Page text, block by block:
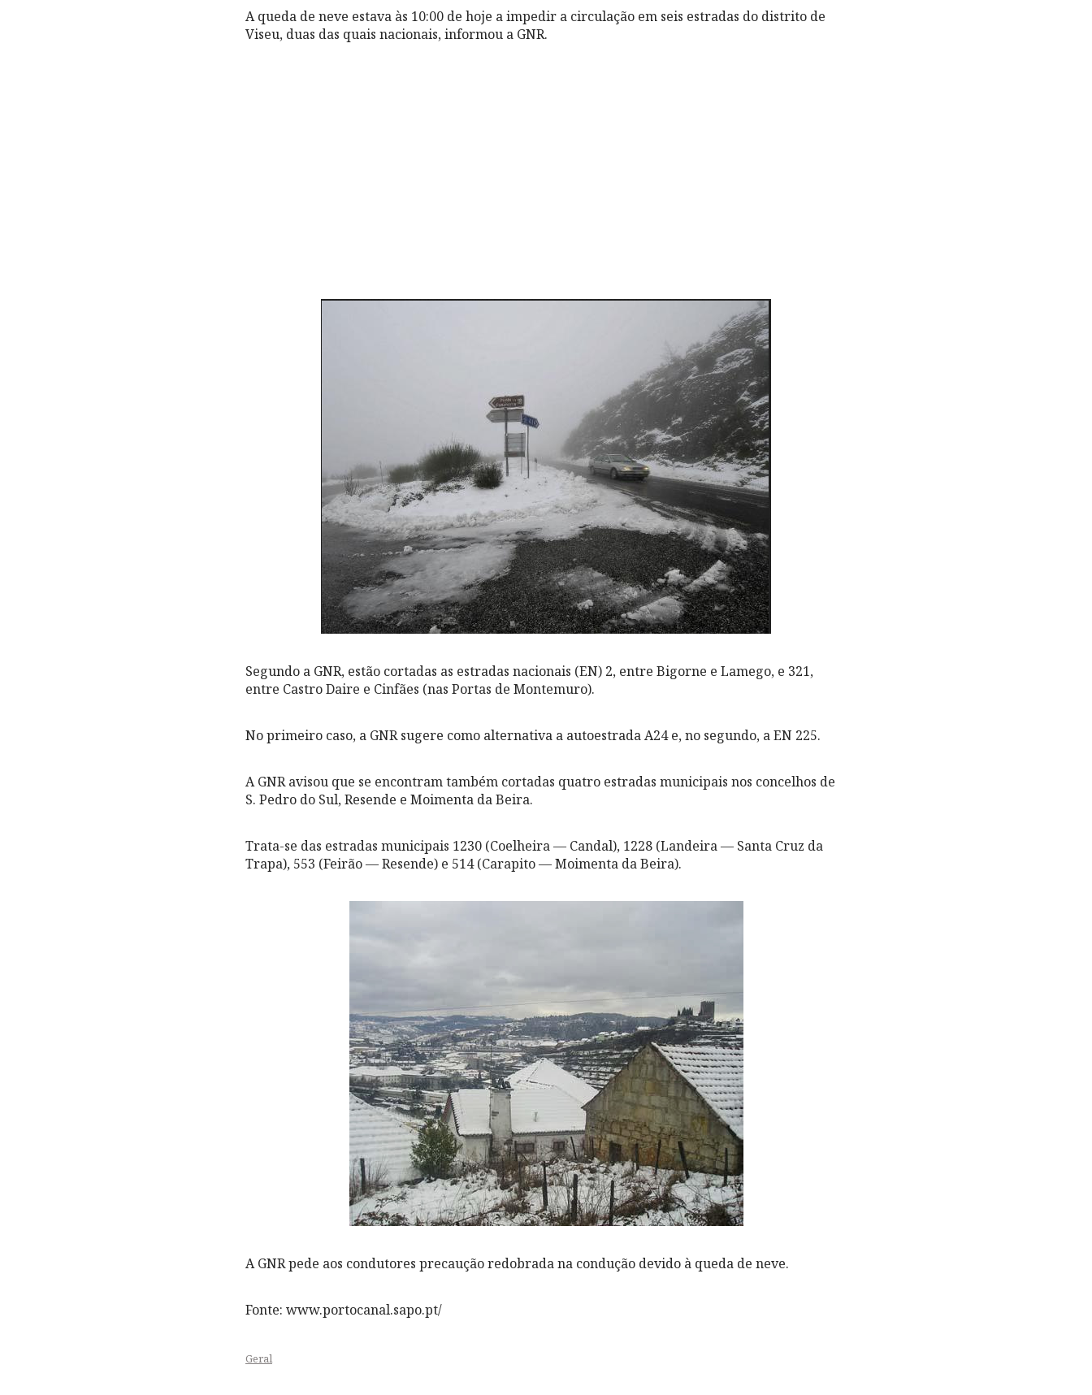
A queda de neve estava às 10:00 de hoje a impedir a circulação em seis estradas do distrito de
Viseu, duas das quais nacionais, informou a GNR.
Segundo a GNR, estão cortadas as estradas nacionais (EN) 2, entre Bigorne e Lamego, e 321,
entre Castro Daire e Cinfães (nas Portas de Montemuro).
No primeiro caso, a GNR sugere como alternativa a autoestrada A24 e, no segundo, a EN 225.
A GNR avisou que se encontram também cortadas quatro estradas municipais nos concelhos de
S. Pedro do Sul, Resende e Moimenta da Beira.
Trata-se das estradas municipais 1230 (Coelheira — Candal), 1228 (Landeira — Santa Cruz da
Trapa), 553 (Feirão — Resende) e 514 (Carapito — Moimenta da Beira).
A GNR pede aos condutores precaução redobrada na condução devido à queda de neve.
Fonte: www.portocanal.sapo.pt/
Geral